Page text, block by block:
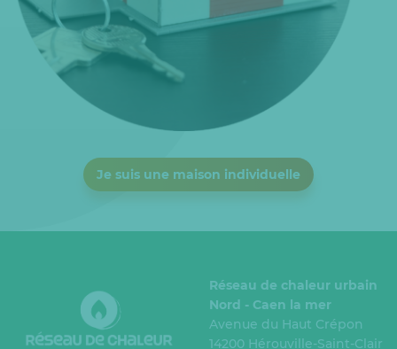
Je suis une maison individuelle
Réseau de chaleur urbain
Nord - Caen la mer
Avenue du Haut Crépon
14200 Hérouville-Saint-Clair